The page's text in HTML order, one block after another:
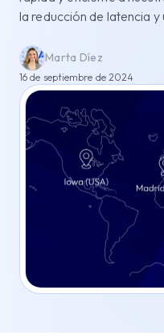
la reducción de latencia
Marta Díez
16 de septiembre de 2024